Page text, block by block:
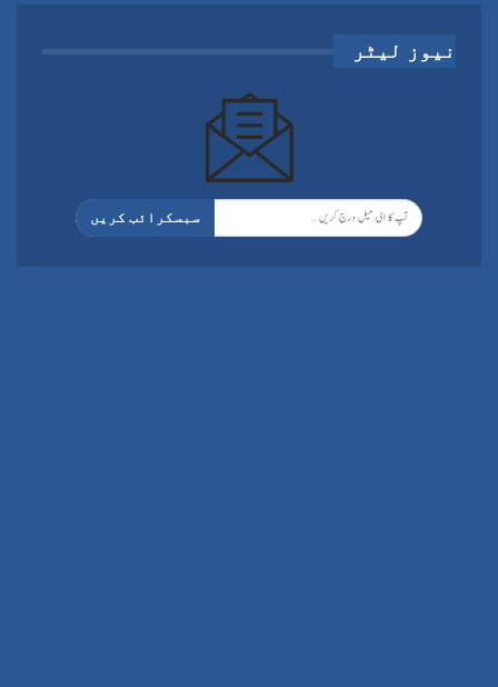
نیوز لیٹر
سبسکرائب کریں